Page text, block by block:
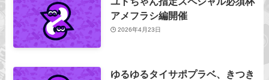
アメフラシ編開催
2026年4月23日
ゆるゆるタイサポプラベ、きつき